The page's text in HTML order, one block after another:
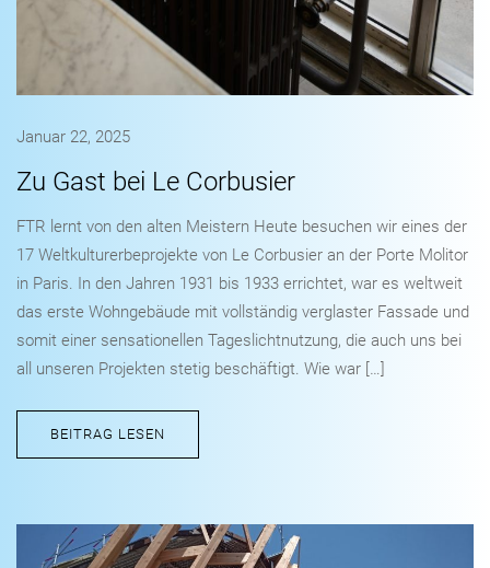
Januar 22, 2025
Zu Gast bei Le Corbusier
FTR lernt von den alten Meistern Heute besuchen wir eines der
17 Weltkulturerbeprojekte von Le Corbusier an der Porte Molitor
in Paris. In den Jahren 1931 bis 1933 errichtet, war es weltweit
das erste Wohngebäude mit vollständig verglaster Fassade und
somit einer sensationellen Tageslichtnutzung, die auch uns bei
all unseren Projekten stetig beschäftigt. Wie war […]
BEITRAG LESEN